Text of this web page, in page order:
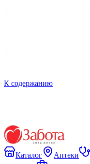
К содержанию
Каталог Аптеки